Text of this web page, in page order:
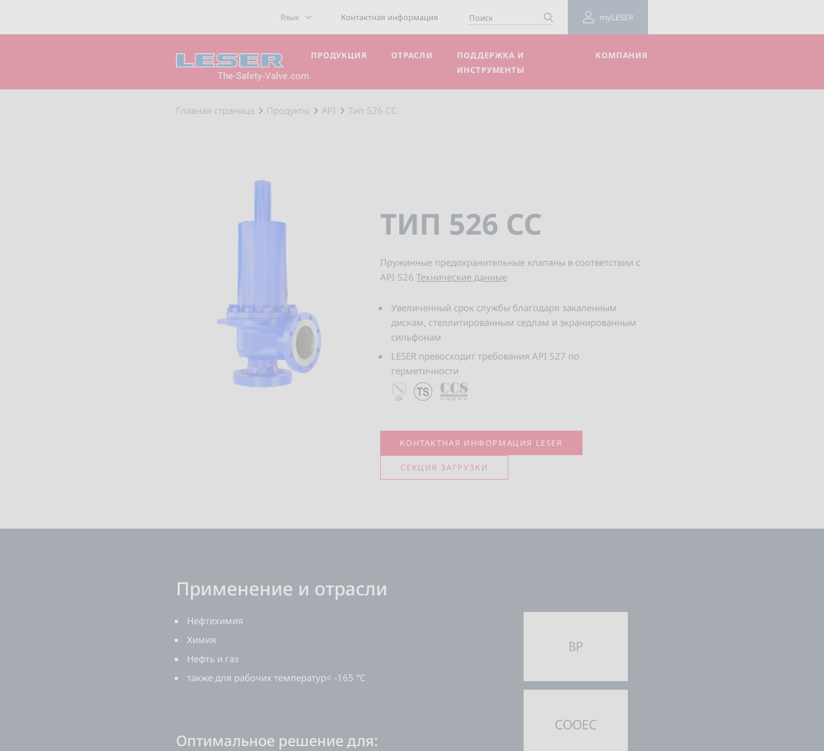
myLESER
Контактная информация
Язык
The-Safety-Valve.com
ПРОДУКЦИЯ ОТРАСЛИ
ПОДДЕРЖКА И
ИНСТРУМЕНТЫ
КОМПАНИЯ
Главная страница Продукты API Тип 526 CC
ТИП 526 CC
Пружинные предохранительные клапаны в соответствии с
API 526Технические данные
Увеличенный срок службы благодаря закаленным
дискам, стеллитированным седлам и экранированным
сильфонам
LESER превосходит требования API 527 по
герметичности
КОНТАКТНАЯ ИНФОРМАЦИЯ LESER
СЕКЦИЯ ЗАГРУЗКИ
Применение и отрасли
Нефтехимия
Химия
Нефть и газ
также для рабочих температур< -165 °C
Оптимальное решение для: